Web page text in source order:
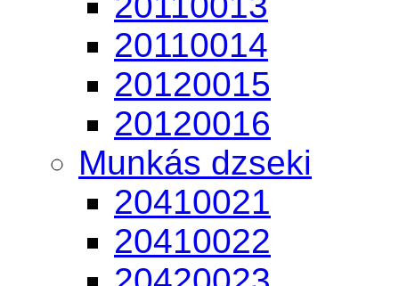
20110014
20120015
20120016
Munkás dzseki
20410021
20410022